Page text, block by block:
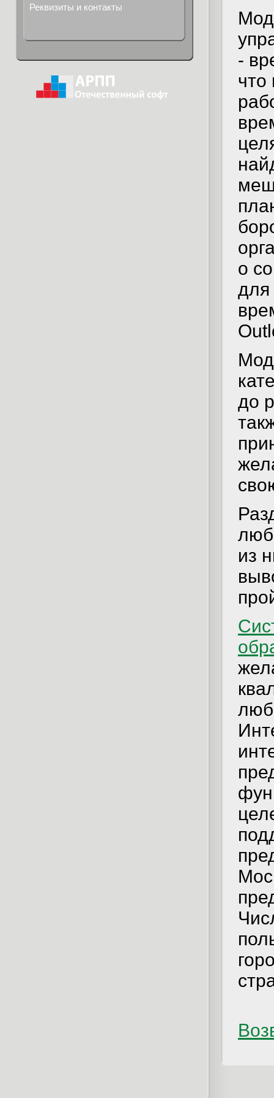
Реквизиты и контакты
-
что
о
для
до
из